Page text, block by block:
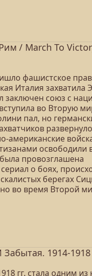
/ March To
фашистское
Италия
заключен союз с
во Вторую
пал, но
американские
освободили
провозглашена
о боях,
берегах
во время Второй
1914-1918
гг. стала одним из